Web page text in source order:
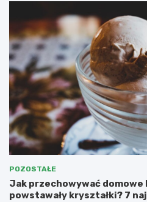
POZOSTAŁE
Jak przechowywać domowe
powstawały kryształki? 7